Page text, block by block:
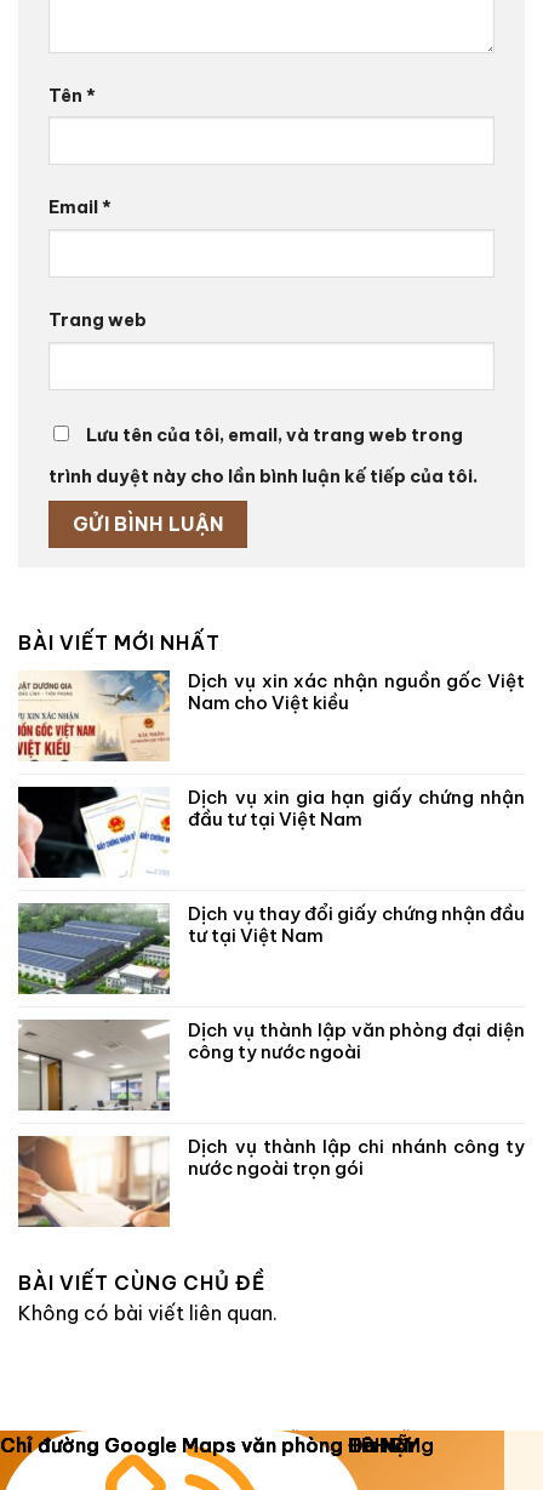
Tên *
Email *
Trang web
Lưu tên của tôi, email, và trang web trong
trình duyệt này cho lần bình luận kế tiếp của tôi.
BÀI VIẾT MỚI NHẤT
Dịch vụ xin xác nhận nguồn gốc Việt
Nam cho Việt kiều
Dịch vụ xin gia hạn giấy chứng nhận
đầu tư tại Việt Nam
Dịch vụ thay đổi giấy chứng nhận đầu
tư tại Việt Nam
Dịch vụ thành lập văn phòng đại diện
công ty nước ngoài
Dịch vụ thành lập chi nhánh công ty
nước ngoài trọn gói
BÀI VIẾT CÙNG CHỦ ĐỀ
Không có bài viết liên quan.
Copyright 2026 © Luật Dương Gia